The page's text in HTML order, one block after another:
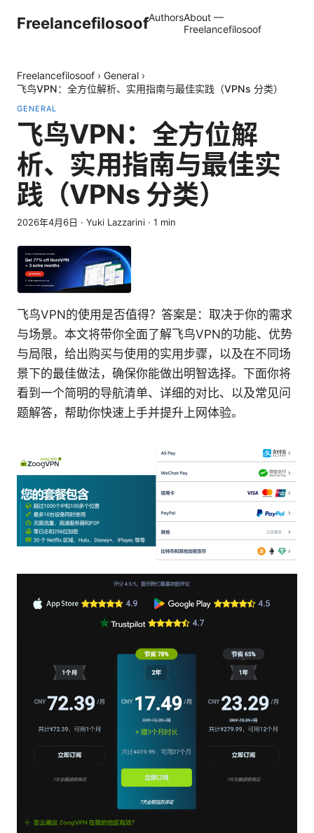
FreelancefilosoofAuthorsAbout —
Freelancefilosoof
Freelancefilosoof › General ›
飞鸟VPN：全方位解析、实用指南与最佳实践（VPNs 分类）
GENERAL
飞鸟VPN：全方位解
析、实用指南与最佳实
践（VPNs 分类）
2026年4月6日 · Yuki Lazzarini · 1 min
飞鸟VPN的使用是否值得？答案是：取决于你的需求
与场景。本文将带你全面了解飞鸟VPN的功能、优势
与局限，给出购买与使用的实用步骤，以及在不同场
景下的最佳做法，确保你能做出明智选择。下面你将
看到一个简明的导航清单、详细的对比、以及常见问
题解答，帮助你快速上手并提升上网体验。